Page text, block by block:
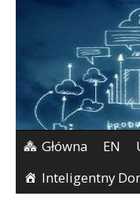
Przejdź
do
Główna EN
Inteligentny